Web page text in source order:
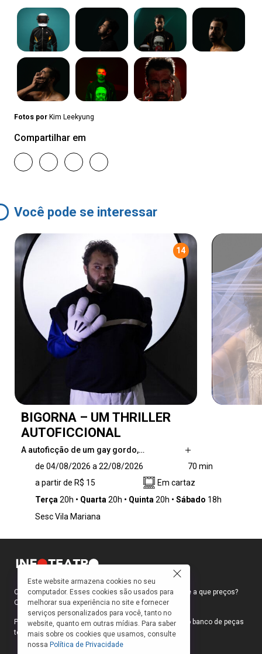
Fotos por Kim Leekyung
Compartilhar em
Você pode se interessar
14
BIGORNA – UM THRILLER
AUTOFICCIONAL
A autoficção de um gay gordo,…
uma sexta-feira 13 de lua cheia, tecida por
lembranças da infância e adolescência que
ganham tons de filme de terror. Mesclando
memória, BIGORNA é um thriller poético sobre
de 04/08/2026 a 22/08/2026
70 min
a partir de R$ 15
Em cartaz
Terça 20h Quarta 20h Quinta 20h Sábado 18h
Sesc Vila Mariana
Como faço para ir ao teatro? Onde compro ingressos e a que preços?
Quais peças estão em cartaz?
Para responder a essas e outras perguntas, criamos o banco de peças
teatrais do INFOTEATRO.
Este website armazena cookies no seu
computador. Esses cookies são usados para
melhorar sua experiência no site e fornecer
serviços personalizados para você, tanto no
website, quanto em outras mídias. Para saber
mais sobre os cookies que usamos, consulte
nossa Política de Privacidade